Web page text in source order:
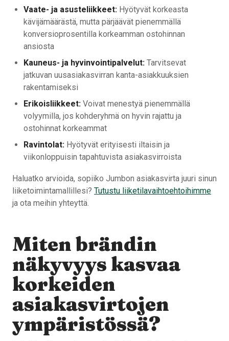
Vaate- ja asusteliikkeet: Hyötyvät korkeasta
kävijämäärästä, mutta pärjäävät pienemmällä
konversioprosentilla korkeamman ostohinnan
ansiosta
Kauneus- ja hyvinvointipalvelut: Tarvitsevat
jatkuvan uusasiakasvirran kanta-asiakkuuksien
rakentamiseksi
Erikoisliikkeet: Voivat menestyä pienemmällä
volyymilla, jos kohderyhmä on hyvin rajattu ja
ostohinnat korkeammat
Ravintolat: Hyötyvät erityisesti iltaisin ja
viikonloppuisin tapahtuvista asiakasvirroista
Haluatko arvioida, sopiiko Jumbon asiakasvirta juuri sinun
liiketoimintamallillesi? Tutustu liiketilavaihtoehtoihimme
ja ota meihin yhteyttä.
Miten brändin
näkyvyys kasvaa
korkeiden
asiakasvirtojen
ympäristössä?